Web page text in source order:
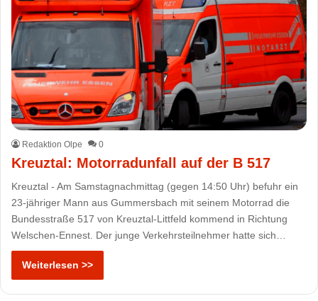
Redaktion Olpe 0
Kreuztal: Motorradunfall auf der B 517
Kreuztal - Am Samstagnachmittag (gegen 14:50 Uhr) befuhr ein
23-jähriger Mann aus Gummersbach mit seinem Motorrad die
Bundesstraße 517 von Kreuztal-Littfeld kommend in Richtung
Welschen-Ennest. Der junge Verkehrsteilnehmer hatte sich…
Weiterlesen >>